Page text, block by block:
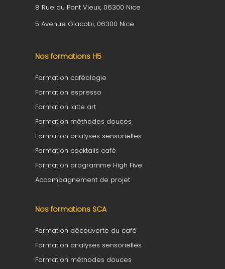
8 Rue du Pont Vieux, 06300 Nice
5 Avenue Giacobi, 06300 Nice
Nos formations H5
Formation caféologie
Formation espresso
Formation latte art
Formation méthodes douces
Formation analyses sensorielles
Formation cocktails café
Formation programme High Five
Accompagnement de projet
Nos formations SCA
Formation découverte du café
Formation analyses sensorielles
Formation méthodes douces